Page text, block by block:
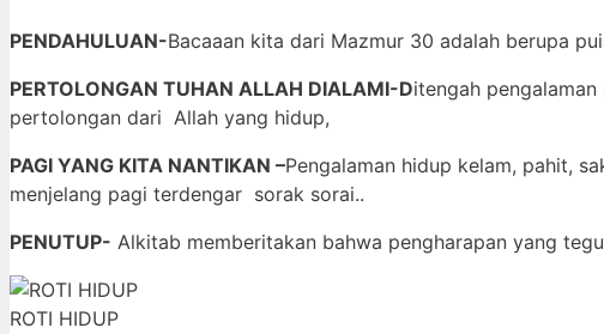
PENDAHULUAN-Bacaaan kita dari Mazmur 30 adalah berupa
PERTOLONGAN TUHAN ALLAH DIALAMI-Ditengah
pertolongan dari Allah yang hidup,
PAGI YANG KITA NANTIKAN –Pengalaman hidup kelam, pahit,
menjelang pagi terdengar sorak sorai..
PENUTUP- Alkitab memberitakan bahwa pengharapan yang
ROTI HIDUP